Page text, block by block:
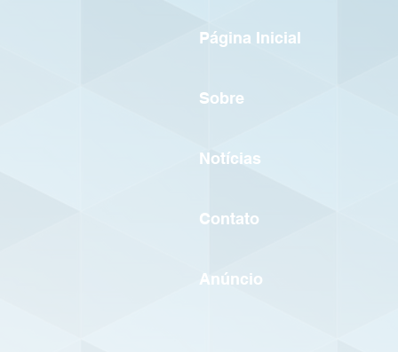
Página Inicial
Sobre
Notícias
Contato
Anúncio